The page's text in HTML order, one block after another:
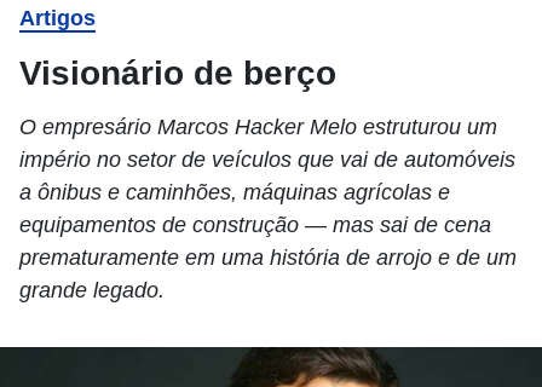
Artigos
Visionário de berço
O empresário Marcos Hacker Melo estruturou um
império no setor de veículos que vai de automóveis
a ônibus e caminhões, máquinas agrícolas e
equipamentos de construção — mas sai de cena
prematuramente em uma história de arrojo e de um
grande legado.